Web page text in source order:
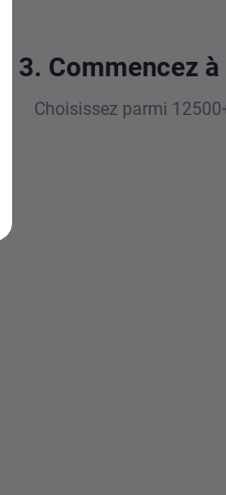
3. Commencez
Choisissez parmi